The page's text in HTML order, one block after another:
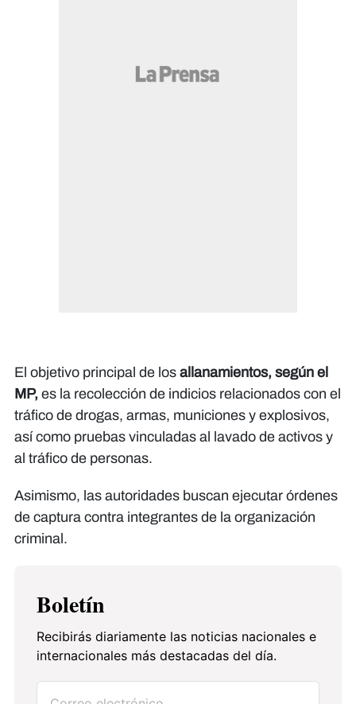
El objetivo principal de los allanamientos, según el
MP, es la recolección de indicios relacionados con el
tráfico de drogas, armas, municiones y explosivos,
así como pruebas vinculadas al lavado de activos y
al tráfico de personas.
Asimismo, las autoridades buscan ejecutar órdenes
de captura contra integrantes de la organización
criminal.
Boletín
Recibirás diariamente las noticias nacionales e
internacionales más destacadas del día.